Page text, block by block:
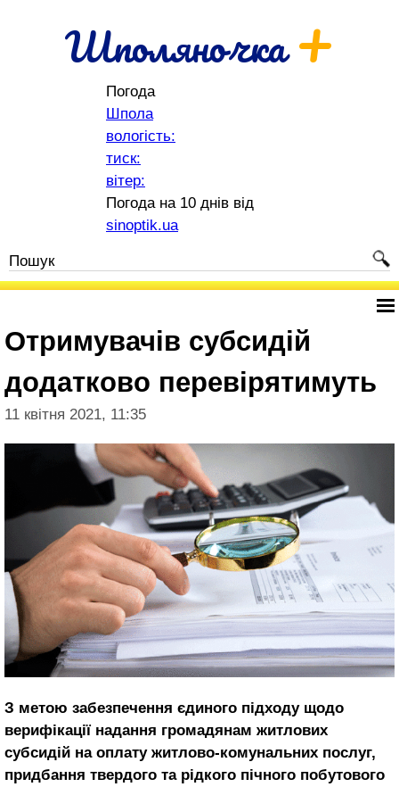
Шполяночка+
Погода
Шпола
вологість:
тиск:
вітер:
Погода на 10 днів від
sinoptik.ua
Отримувачів субсидій
додатково перевірятимуть
11 квітня 2021, 11:35
З метою забезпечення єдиного підходу щодо
верифікації надання громадянам житлових
субсидій на оплату житлово-комунальних послуг,
придбання твердого та рідкого пічного побутового